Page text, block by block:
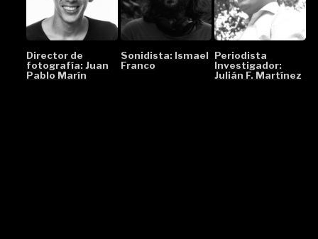
Director de
fotografía: Juan
Pablo Marín
Sonidista: Ismael
Franco
Periodista
Investigador:
Julián F. Martínez